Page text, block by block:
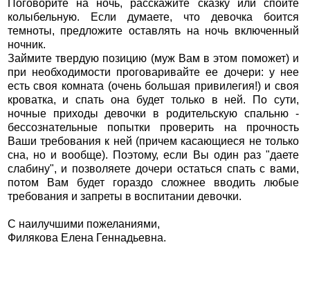
Поговорите на ночь, расскажите сказку или спойте
колыбельную. Если думаете, что девочка боится
темноты, предложите оставлять на ночь включенный
ночник.
Займите твердую позицию (муж Вам в этом поможет) и
при необходимости проговаривайте ее дочери: у нее
есть своя комната (очень большая привилегия!) и своя
кроватка, и спать она будет только в ней. По сути,
ночные приходы девочки в родительскую спальню -
бессознательные попытки проверить на прочность
Ваши требования к ней (причем касающиеся не только
сна, но и вообще). Поэтому, если Вы один раз "даете
слабину", и позволяете дочери остаться спать с вами,
потом Вам будет гораздо сложнее вводить любые
требования и запреты в воспитании девочки.
С наилучшими пожеланиями,
Филякова Елена Геннадьевна.